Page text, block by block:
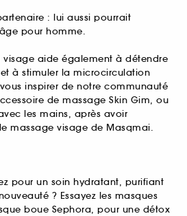
: lui aussi pourrait
pour homme.
visage aide également à détendre
à stimuler la microcirculation
inspirer de notre communauté
de massage Skin Gim, ou
les mains, après avoir
massage visage de Masqmai.
pour un soin hydratant, purifiant
? Essayez les masques
boue Sephora, pour une détox